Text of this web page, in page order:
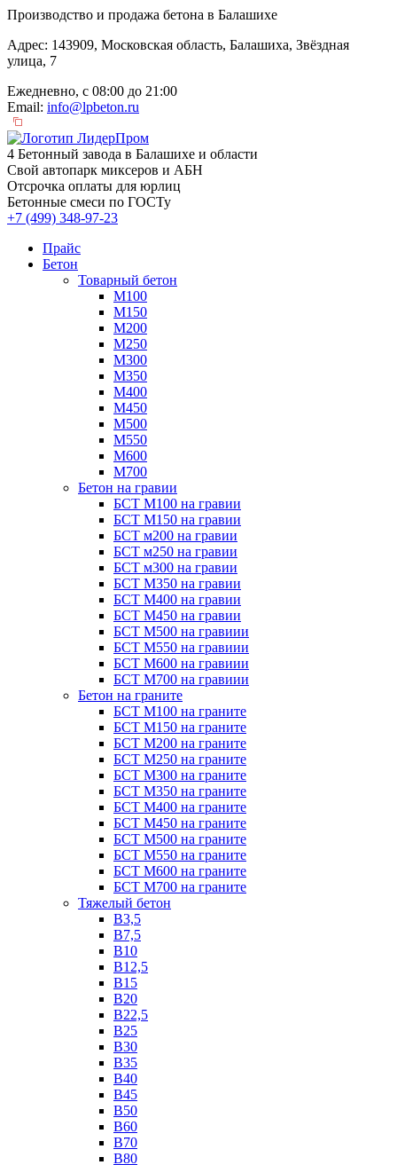
Производство и продажа бетона в Балашихе
Адрес: 143909, Московская область, Балашиха, Звёздная
улица, 7
Ежедневно, с 08:00 до 21:00
Email: info@lpbeton.ru
4 Бетонный завода в Балашихе и области
Свой автопарк миксеров и АБН
Отсрочка оплаты для юрлиц
Бетонные смеси по ГОСТу
+7 (499) 348-97-23
Прайс
Бетон
Товарный бетон
М100
М150
М200
М250
М300
М350
М400
М450
М500
М550
М600
М700
Бетон на гравии
БСТ М100 на гравии
БСТ М150 на гравии
БСТ м200 на гравии
БСТ м250 на гравии
БСТ м300 на гравии
БСТ М350 на гравии
БСТ М400 на гравии
БСТ М450 на гравии
БСТ М500 на гравиии
БСТ М550 на гравиии
БСТ М600 на гравиии
БСТ М700 на гравиии
Бетон на граните
БСТ М100 на граните
БСТ М150 на граните
БСТ М200 на граните
БСТ М250 на граните
БСТ М300 на граните
БСТ М350 на граните
БСТ М400 на граните
БСТ М450 на граните
БСТ М500 на граните
БСТ М550 на граните
БСТ М600 на граните
БСТ М700 на граните
Тяжелый бетон
В3,5
B7,5
В10
В12,5
B15
B20
В22,5
В25
B30
В35
B40
В45
B50
B60
B70
B80